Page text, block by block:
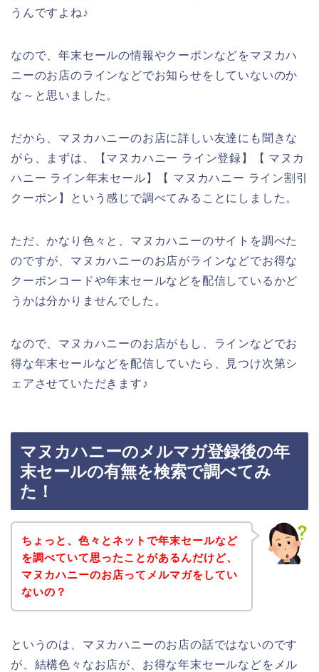
うんですよね♪
なので、年末セールの情報やクーポンなどをマヌカハ
ニーのお店のラインなどでお知らせをしていないのか
な～と思いました。
だから、マヌカハニーのお店に詳しい友達にも聞きな
がら、まずは、【マヌカハニー ライン登録】【 マヌカ
ハニー ライン年末セール】【 マヌカハニー ライン割引
クーポン】という感じで調べてみることにしました。
ただ、かなり色々と、マヌカハニーのサイトを調べた
のですが、マヌカハニーのお店がラインなどでお得な
クーポンコードや年末セールなどを配信しているかど
うかは分かりませんでした。
なので、マヌカハニーのお店がもし、ラインなどでお
得な年末セールなどを配信していたら、見つけ次第シ
ェアさせていただきます♪
マヌカハニーのメルマガ登録後の年
末セールの有無を検索で調べてみ
た！
ちょっと、色々とネットで年末セールなど
を調べていて思ったことがあるんだけど、
マヌカハニーのお店ってメルマガをしてい
ないの？
というのは、マヌカハニーのお店の話ではないのです
が、結構色々なお店が、お得な年末セールなどをメル